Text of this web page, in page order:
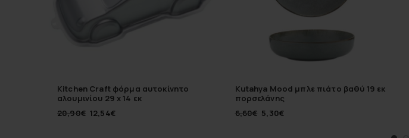
Kitchen Craft φόρμα αυτοκίνητο
αλουμινίου 29 x 14 εκ
20,90€ 12,54€
Kutahya Mood μπλε πιάτο βαθύ 19 εκ
πορσελάνης
6,60€ 5,30€